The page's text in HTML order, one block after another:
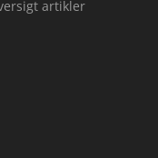
artikler